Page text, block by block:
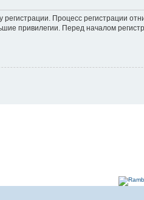
Процесс регистрации
привилегии. Перед началом